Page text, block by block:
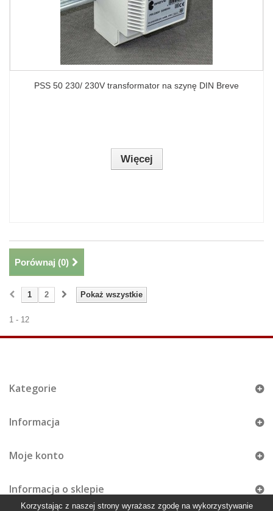
PSS 50 230/ 230V transformator na szynę DIN Breve
Więcej
Porównaj (0)
Pokaż wszystkie
1 2
1 - 12
Kategorie
Informacja
Moje konto
Informacja o sklepie
Korzystając z naszej strony wyrażasz zgodę na wykorzystywanie